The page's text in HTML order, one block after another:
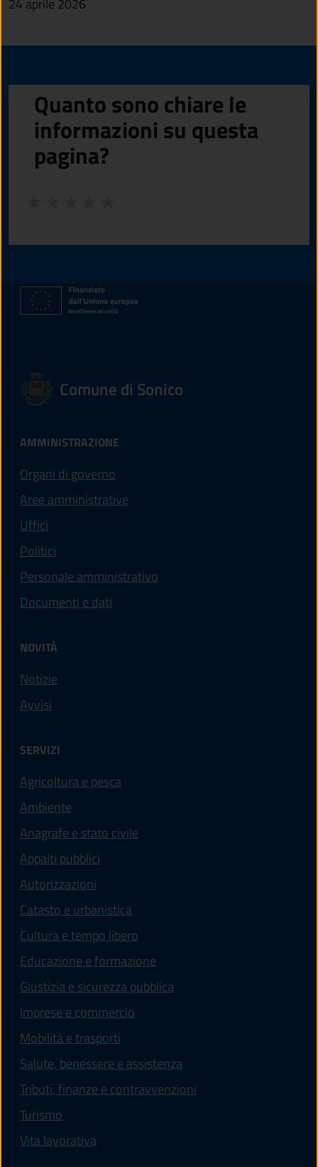
24 aprile 2026
Quanto sono chiare le
informazioni su questa
pagina?
Comune di Sonico
AMMINISTRAZIONE
Organi di governo
Aree amministrative
Uffici
Politici
Personale amministrativo
Documenti e dati
NOVITÀ
Notizie
Avvisi
SERVIZI
Agricoltura e pesca
Ambiente
Anagrafe e stato civile
Appalti pubblici
Autorizzazioni
Catasto e urbanistica
Cultura e tempo libero
Educazione e formazione
Giustizia e sicurezza pubblica
Imprese e commercio
Mobilità e trasporti
Salute, benessere e assistenza
Tributi, finanze e contravvenzioni
Turismo
Vita lavorativa